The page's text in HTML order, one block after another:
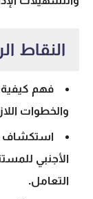
النقاط
فهم كيفية
والخطوات
استكشاف
الأجنبي
التعامل.